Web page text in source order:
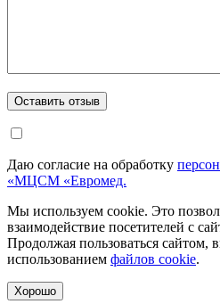
Даю согласие на обработку
«МЦСМ «Евромед.
Мы используем cookie. Это
взаимодействие посетителей с
Продолжая пользоваться сайтом,
использованием файлов cookie.
Хорошо